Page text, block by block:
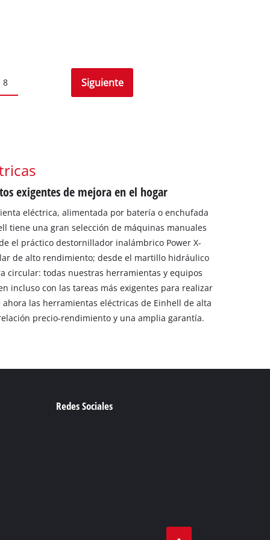
8 Siguiente
exigentes de mejora en el hogar
eléctrica, alimentada por batería o enchufada
tiene una gran selección de máquinas manuales
el práctico destornillador inalámbrico Power X-
de alto rendimiento; desde el martillo hidráulico
circular: todas nuestras herramientas y equipos
incluso con las tareas más exigentes para realizar
las herramientas eléctricas de Einhell de alta
precio-rendimiento y una amplia garantía.
Redes Sociales